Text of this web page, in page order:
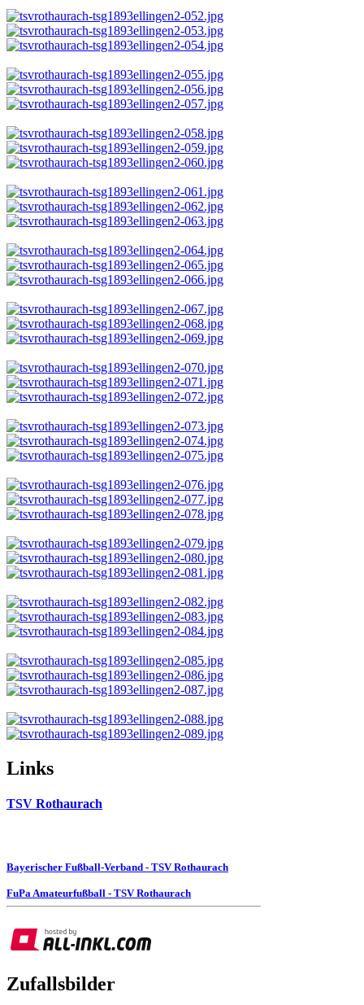
Links
TSV Rothaurach
Bayerischer Fußball-Verband - TSV Rothaurach
FuPa Amateurfußball - TSV Rothaurach
Zufallsbilder